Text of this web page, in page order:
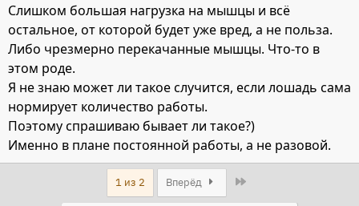
Слишком большая нагрузка на мышцы и всё
остальное, от которой будет уже вред, а не польза.
Либо чрезмерно перекачанные мышцы. Что-то в
этом роде.
Я не знаю может ли такое случится, если лошадь сама
нормирует количество работы.
Поэтому спрашиваю бывает ли такое?)
Именно в плане постоянной работы, а не разовой.
1 из 2 Вперёд